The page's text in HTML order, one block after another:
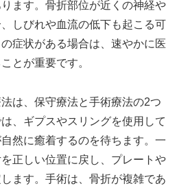
ます。骨折部位が近くの神経や
しびれや血流の低下も起こる可
症状がある場合は、速やかに医
とが重要です。
は、保守療法と手術療法の2つ
、ギプスやスリングを使用して
然に癒着するのを待ちます。一
正しい位置に戻し、プレートや
ます。手術は、骨折が複雑であ